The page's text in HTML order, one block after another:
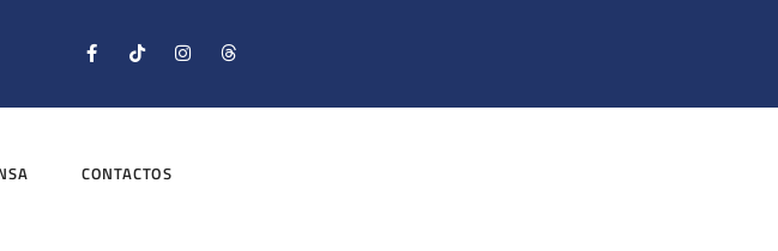
CONTACTOS